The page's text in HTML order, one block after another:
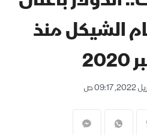
الشيكل منذ